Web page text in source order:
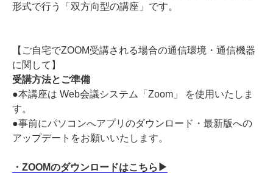
形式で行う「双方向型の講座」です。
【ご自宅でZOOM受講される場合の通信環境・通信機器
に関して】
受講方法とご準備
●本講座は Web会議システム「Zoom」 を使用いたしま
す。
●事前にパソコンへアプリのダウンロード・最新版への
アップデートをお願いいたします。
・ZOOMのダウンロードはこちら▶